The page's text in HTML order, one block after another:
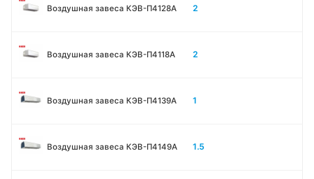
Воздушная завеса КЭВ-П4128А 2
Воздушная завеса КЭВ-П4118А 2
Воздушная завеса КЭВ-П4139А 1
Воздушная завеса КЭВ-П4149А 1.5